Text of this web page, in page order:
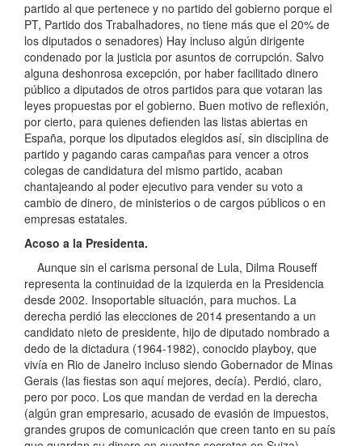
partido al que pertenece y no partido del gobierno porque el
PT, Partido dos Trabalhadores, no tiene más que el 20% de
los diputados o senadores) Hay incluso algún dirigente
condenado por la justicia por asuntos de corrupción. Salvo
alguna deshonrosa excepción, por haber facilitado dinero
público a diputados de otros partidos para que votaran las
leyes propuestas por el gobierno. Buen motivo de reflexión,
por cierto, para quienes defienden las listas abiertas en
España, porque los diputados elegidos así, sin disciplina de
partido y pagando caras campañas para vencer a otros
colegas de candidatura del mismo partido, acaban
chantajeando al poder ejecutivo para vender su voto a
cambio de dinero, de ministerios o de cargos públicos o en
empresas estatales.
Acoso a la Presidenta.
Aunque sin el carisma personal de Lula, Dilma Rouseff
representa la continuidad de la izquierda en la Presidencia
desde 2002. Insoportable situación, para muchos. La
derecha perdió las elecciones de 2014 presentando a un
candidato nieto de presidente, hijo de diputado nombrado a
dedo de la dictadura (1964-1982), conocido playboy, que
vivía en Rio de Janeiro incluso siendo Gobernador de Minas
Gerais (las fiestas son aquí mejores, decía). Perdió, claro,
pero por poco. Los que mandan de verdad en la derecha
(algún gran empresario, acusado de evasión de impuestos,
grandes grupos de comunicación que creen tanto en su país